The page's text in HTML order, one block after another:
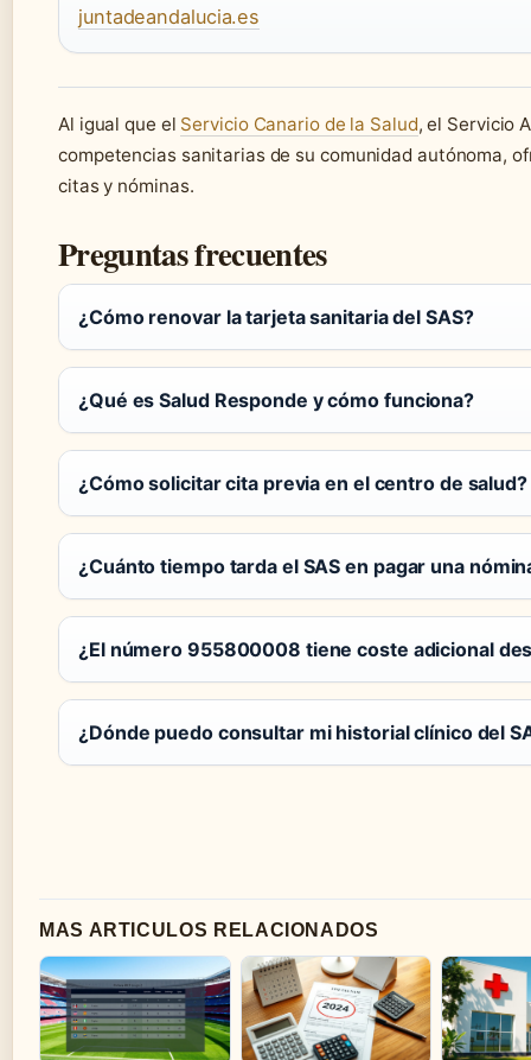
juntadeandalucia.es
Al igual que el Servicio Canario de la Salud, el Servicio
competencias sanitarias de su comunidad autónoma,
citas y nóminas.
Preguntas frecuentes
¿Cómo renovar la tarjeta sanitaria del SAS?
¿Qué es Salud Responde y cómo funciona?
¿Cómo solicitar cita previa en el centro de salud?
¿Cuánto tiempo tarda el SAS en pagar una
¿El número 955800008 tiene coste adicional
¿Dónde puedo consultar mi historial clínico del
MAS ARTICULOS RELACIONADOS